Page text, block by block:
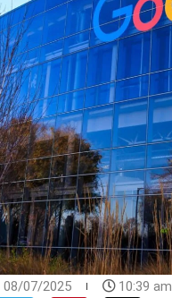
08/07/2025 10:39 am